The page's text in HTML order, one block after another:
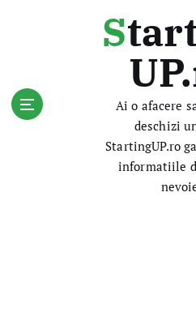
Starting
Ai o afacere
deschizi
StartingUP.ro
informatiile